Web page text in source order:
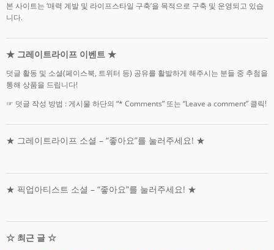
본 사이트는 ‘매력 계발 및 라이프스타일 구축’을 목적으로 구축 및 운영되고 있습
니다.
★ 그레이트라이프 이벤트 ★
덧글 활동 및 소셜(페이스북, 트위터 등) 공유를 활발하게 해주시는 분들 중 추첨을
통해 상품을 드립니다!
☞ 덧글 작성 방법 : 게시물 하단의 “* Comments” 또는 “Leave a comment” 클릭!
★ 그레이트라이프 소셜 – “좋아요”를 눌러주세요! ★
★ 픽업아티스트 소셜 – “좋아요”를 눌러주세요! ★
☆ 최근 글 ☆